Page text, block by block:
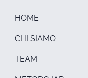
HOME
CHI SIAMO
TEAM